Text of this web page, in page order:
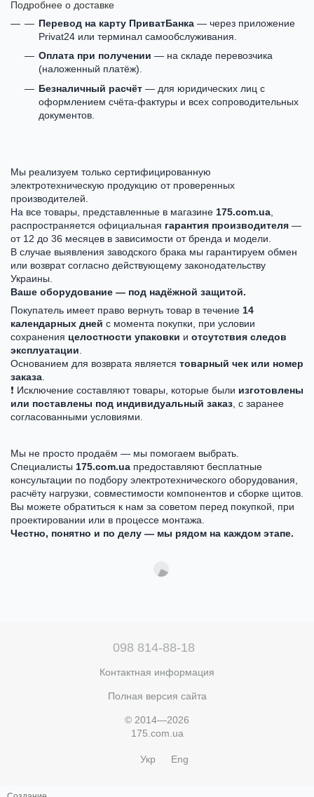
Подробнее о доставке
Перевод на карту ПриватБанка — через приложение
Privat24 или терминал самообслуживания.
Оплата при получении — на складе перевозчика
(наложенный платёж).
Безналичный расчёт — для юридических лиц с
оформлением счёта-фактуры и всех сопроводительных
документов.
Мы реализуем только сертифицированную
электротехническую продукцию от проверенных
производителей.
На все товары, представленные в магазине 175.com.ua
распространяется официальная гарантия производителя —
от 12 до 36 месяцев в зависимости от бренда и модели.
В случае выявления заводского брака мы гарантируем обмен
или возврат согласно действующему законодательству
Украины.
Ваше оборудование — под надёжной защитой.
Покупатель имеет право вернуть товар в течение 14
календарных дней с момента покупки, при условии
сохранения целостности упаковки и отсутствия следов
эксплуатации
Основанием для возврата является товарный чек или номер
заказа
❗ Исключение составляют товары, которые были изготовлены
или поставлены под индивидуальный заказ , с заранее
согласованными условиями.
Мы не просто продаём — мы помогаем выбрать.
Специалисты 175.com.ua предоставляют бесплатные
консультации по подбору электротехнического оборудования,
расчёту нагрузки, совместимости компонентов и сборке щитов.
Вы можете обратиться к нам за советом перед покупкой, при
проектировании или в процессе монтажа.
Честно, понятно и по делу — мы рядом на каждом этапе.
098 814-88-18
Контактная информация
Полная версия сайта
© 2014—2026
175.com.ua
Укр Eng